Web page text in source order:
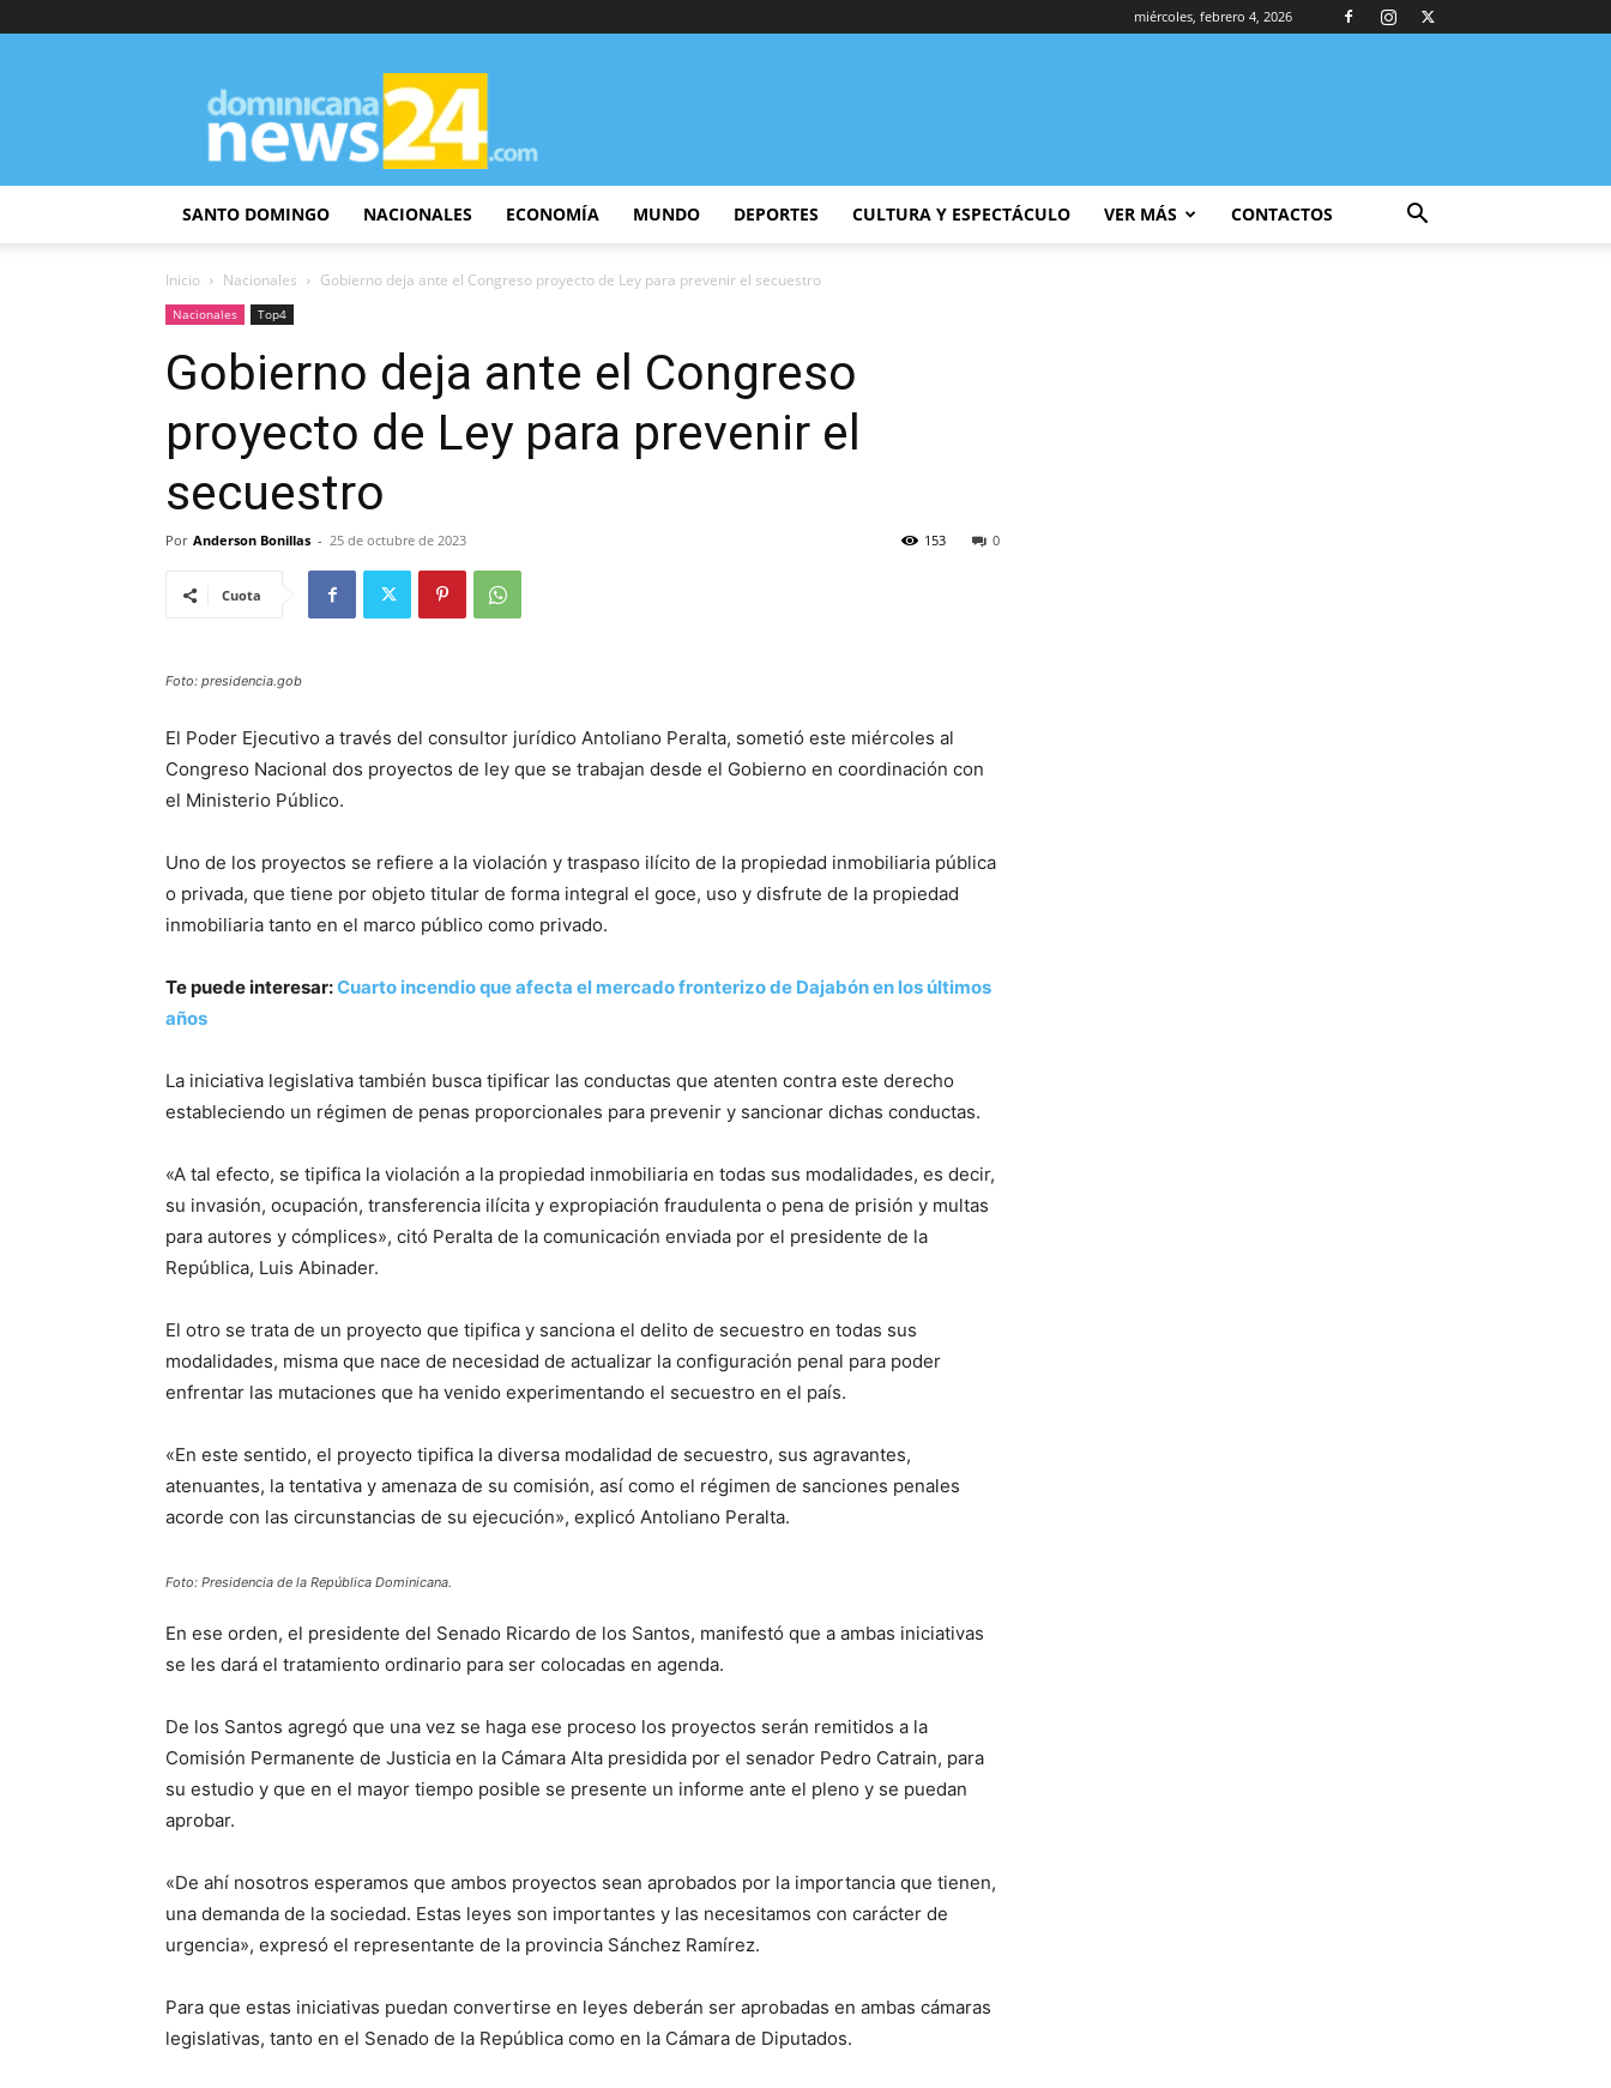
miércoles, febrero 4, 2026
DominicanaNews24
SANTO DOMINGO NACIONALES ECONOMÍA MUNDO DEPORTES CULTURA Y ESPECTÁCULO VER MÁS CONTACTOS
Inicio Nacionales Gobierno deja ante el Congreso proyecto de Ley para prevenir el secuestro
Nacionales Top4
Gobierno deja ante el Congreso
proyecto de Ley para prevenir el
secuestro
Por Anderson Bonillas - 25 de octubre de 2023 0
153
Cuota
Foto: presidencia.gob
El Poder Ejecutivo a través del consultor jurídico Antoliano Peralta, sometió este miércoles al
Congreso Nacional dos proyectos de ley que se trabajan desde el Gobierno en coordinación con
el Ministerio Público.
Uno de los proyectos se refiere a la violación y traspaso ilícito de la propiedad inmobiliaria pública
o privada, que tiene por objeto titular de forma integral el goce, uso y disfrute de la propiedad
inmobiliaria tanto en el marco público como privado.
Te puede interesar:Cuarto incendio que afecta el mercado fronterizo de Dajabón en los últimos
años
La iniciativa legislativa también busca tipificar las conductas que atenten contra este derecho
estableciendo un régimen de penas proporcionales para prevenir y sancionar dichas conductas.
«A tal efecto, se tipifica la violación a la propiedad inmobiliaria en todas sus modalidades, es decir,
su invasión, ocupación, transferencia ilícita y expropiación fraudulenta o pena de prisión y multas
para autores y cómplices», citó Peralta de la comunicación enviada por el presidente de la
República, Luis Abinader.
El otro se trata de un proyecto que tipifica y sanciona el delito de secuestro en todas sus
modalidades, misma que nace de necesidad de actualizar la configuración penal para poder
enfrentar las mutaciones que ha venido experimentando el secuestro en el país.
«En este sentido, el proyecto tipifica la diversa modalidad de secuestro, sus agravantes,
atenuantes, la tentativa y amenaza de su comisión, así como el régimen de sanciones penales
acorde con las circunstancias de su ejecución», explicó Antoliano Peralta.
Foto: Presidencia de la República Dominicana.
En ese orden, el presidente del Senado Ricardo de los Santos, manifestó que a ambas iniciativas
se les dará el tratamiento ordinario para ser colocadas en agenda.
De los Santos agregó que una vez se haga ese proceso los proyectos serán remitidos a la
Comisión Permanente de Justicia en la Cámara Alta presidida por el senador Pedro Catrain, para
su estudio y que en el mayor tiempo posible se presente un informe ante el pleno y se puedan
aprobar.
«De ahí nosotros esperamos que ambos proyectos sean aprobados por la importancia que tienen,
una demanda de la sociedad. Estas leyes son importantes y las necesitamos con carácter de
urgencia», expresó el representante de la provincia Sánchez Ramírez.
Para que estas iniciativas puedan convertirse en leyes deberán ser aprobadas en ambas cámaras
legislativas, tanto en el Senado de la República como en la Cámara de Diputados.